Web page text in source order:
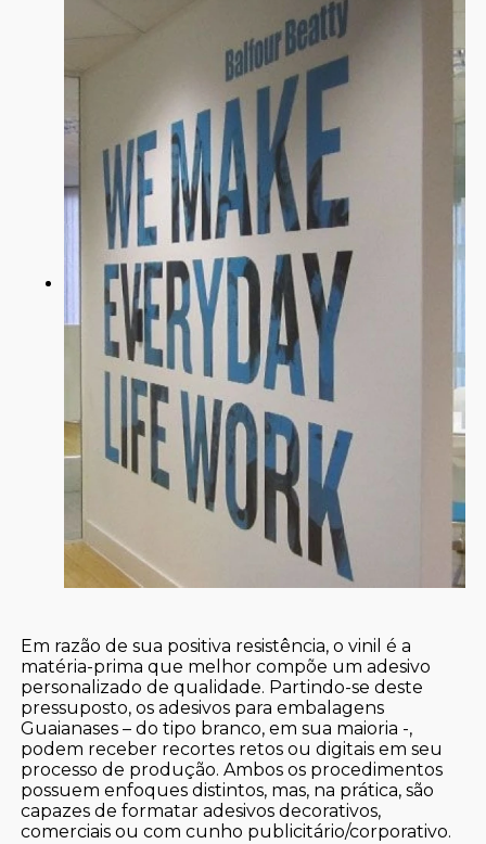
Em razão de sua positiva resistência, o vinil é a
matéria-prima que melhor compõe um adesivo
personalizado de qualidade. Partindo-se deste
pressuposto, os adesivos para embalagens
Guaianases – do tipo branco, em sua maioria -,
podem receber recortes retos ou digitais em seu
processo de produção. Ambos os procedimentos
possuem enfoques distintos, mas, na prática, são
capazes de formatar adesivos decorativos,
comerciais ou com cunho publicitário/corporativo.